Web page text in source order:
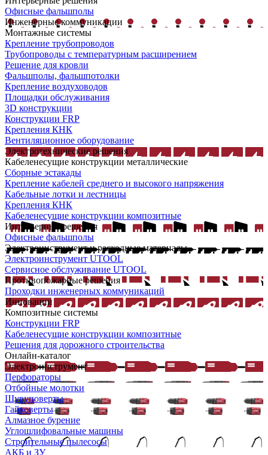
Офисные фальшполы
Инженерные коммуникации
Монтажные системы
Крепление трубопроводов
Трубопроводы с температурным расширением
Решение для кровли
Фальшполы, фальшпотолки
Крепление воздуховодов
Площадки обслуживания
3D конструкции
Конструкции FRP
Крепления КНК
Вентиляционное оборудование
Электротехнические решения
Кабеленесущие конструкции металлические
Сборные эстакады
Крепление кабелей среднего и высокого напряжения
Кабельные лотки и лестницы
Крепления КНК
Кабеленесущие конструкции композитные
Интерьерные решения
Офисные фальшполы
Электроинструмент и расходные материалы
Электроинструмент UTOOL
Сервисное обслуживание UTOOL
Противопожарные решения
Проходки инженерных коммуникаций
Инновации
Композитные системы
Конструкции FRP
Кабеленесущие конструкции композитные
Решения для дорожного строительства
Онлайн-каталог
Электроинструмент
Перфораторы
Отбойные молотки
Шуруповерты
Гайковерты
Алмазное бурение
Углошлифовальные машины
Строительные пылесосы
АКБ и ЗУ